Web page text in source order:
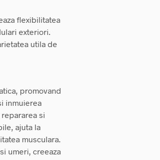
flexibilitatea
exteriori.
utila de
promovand
inmuierea
si
ajuta la
musculara.
umeri, creeaza